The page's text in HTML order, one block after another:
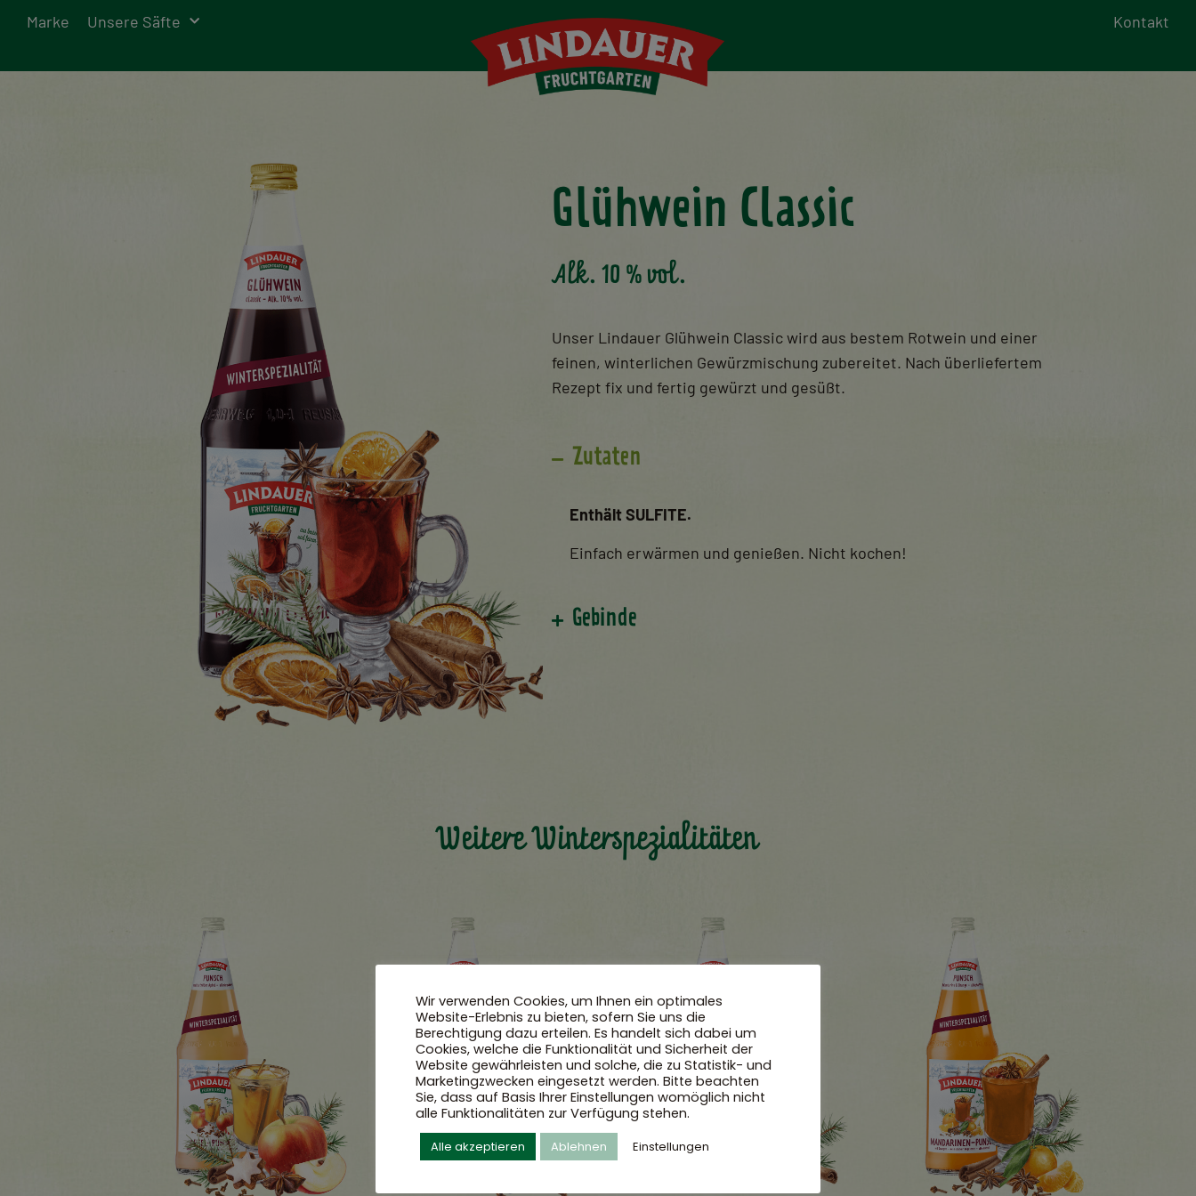
Marke Unsere Säfte Kontakt
Glühwein Classic
Alk. 10 % vol.
Unser Lindauer Glühwein Classic wird aus bestem Rotwein und einer
feinen, winterlichen Gewürzmischung zubereitet. Nach überliefertem
Rezept fix und fertig gewürzt und gesüßt.
Zutaten
Enthält SULFITE.
Einfach erwärmen und genießen. Nicht kochen!
Gebinde
Weitere Winterspezialitäten
Wir verwenden Cookies, um Ihnen ein optimales
Website-Erlebnis zu bieten, sofern Sie uns die
Berechtigung dazu erteilen. Es handelt sich dabei um
Cookies, welche die Funktionalität und Sicherheit der
Website gewährleisten und solche, die zu Statistik- und
Marketingzwecken eingesetzt werden. Bitte beachten
Sie, dass auf Basis Ihrer Einstellungen womöglich nicht
alle Funktionalitäten zur Verfügung stehen.
Alle akzeptieren Ablehnen Einstellungen